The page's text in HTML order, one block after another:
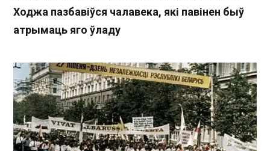
Ходжа пазбавіўся чалавека, які павінен быў
атрымаць яго ўладу